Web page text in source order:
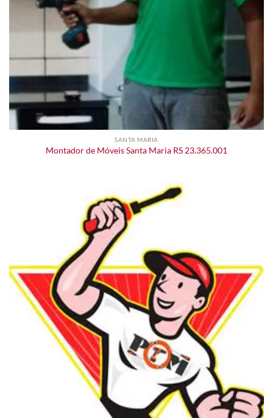
SANTA MARIA
Montador de Móveis Santa Maria RS 23.365.001